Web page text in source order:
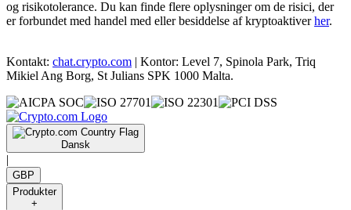
og risikotolerance. Du kan finde flere oplysninger om de risici, der
er forbundet med handel med eller besiddelse af kryptoaktiverher.
Kontakt: chat.crypto.com | Kontor: Level 7, Spinola Park, Triq
Mikiel Ang Borg, St Julians SPK 1000 Malta.
Dansk
|
GBP
Produkter
+